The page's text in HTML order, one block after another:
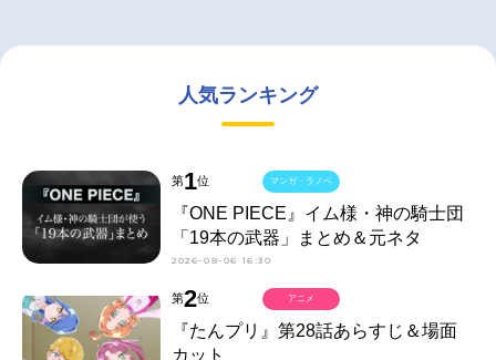
人気ランキング
第1位
『ONE PIECE』イム様・神の騎士団
「19本の武器」まとめ＆元ネタ
2026-08-06 16:30
マンガ・ラノベ
第2位
『たんプリ』第28話あらすじ＆場面
カット
アニメ